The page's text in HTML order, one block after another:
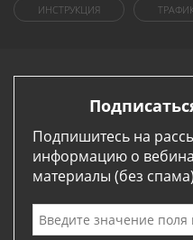
ИНСТРУКЦИЯ
Подпишитесь на
информацию о
материалы (без спама)